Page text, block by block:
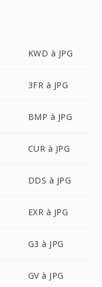
KWD à JPG
3FR à JPG
BMP à JPG
CUR à JPG
DDS à JPG
EXR à JPG
G3 à JPG
GV à JPG